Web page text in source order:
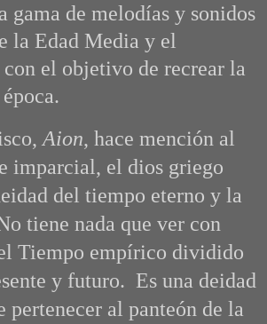
gama de melodías y sonidos
la Edad Media y el
el objetivo de recrear la
Aion, hace mención al
imparcial, el dios griego
del tiempo eterno y la
tiene nada que ver con
Tiempo empírico dividido
y futuro. Es una deidad
pertenecer al panteón de la